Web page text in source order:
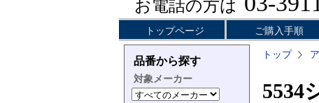
お電話の方は
トップページ ご購入手順
品番から探す
対象メーカー
トップ
5534